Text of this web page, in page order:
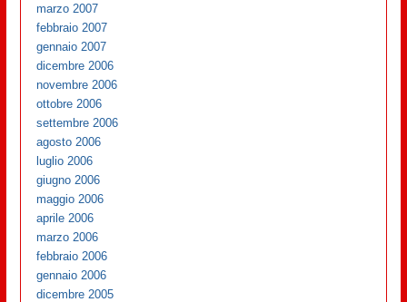
marzo 2007
febbraio 2007
gennaio 2007
dicembre 2006
novembre 2006
ottobre 2006
settembre 2006
agosto 2006
luglio 2006
giugno 2006
maggio 2006
aprile 2006
marzo 2006
febbraio 2006
gennaio 2006
dicembre 2005